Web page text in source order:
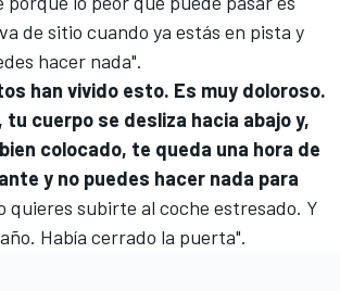
de sitio cuando ya estás en pista y
hacer nada".
han vivido esto. Es muy doloroso.
tu cuerpo se desliza hacia abajo y,
colocado, te queda una hora de
y no puedes hacer nada para
quieres subirte al coche estresado. Y
Había cerrado la puerta".